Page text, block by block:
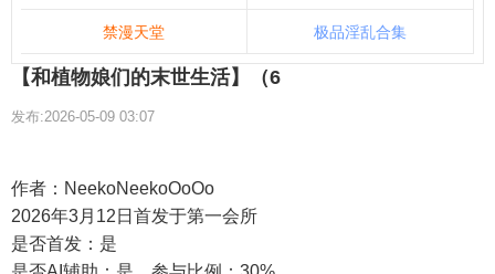
禁漫天堂 极品淫乱合集
【和植物娘们的末世生活】（6
发布:2026-05-09 03:07
作者：NeekoNeekoOoOo
2026年3月12日首发于第一会所
是否首发：是